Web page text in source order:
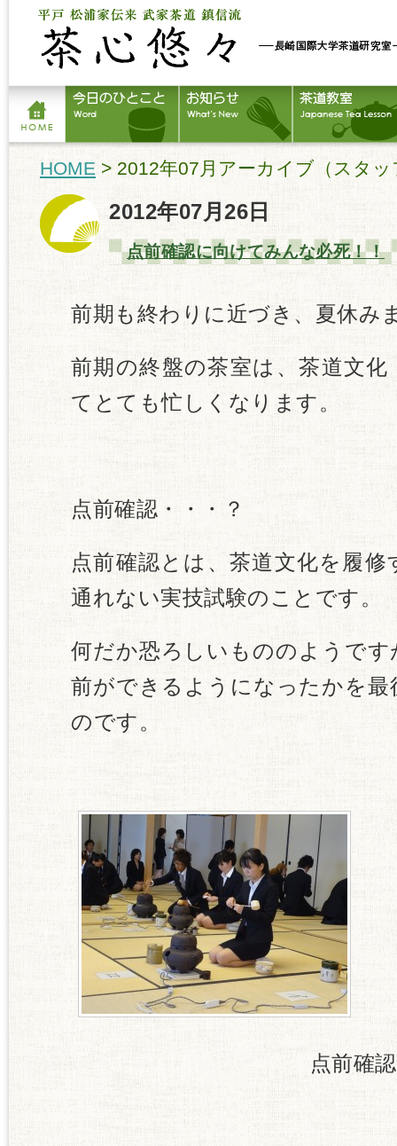
HOME > 2012年07月アーカイブ（スタ
2012年07月26日
点前確認に向けてみんな必死！！
前期も終わりに近づき、夏休み
前期の終盤の茶室は、茶道文
てとても忙しくなります。
点前確認・・・？
点前確認とは、茶道文化を履
通れない実技試験のことです。
何だか恐ろしいもののようで
前ができるようになったかを
のです。
点前確認の